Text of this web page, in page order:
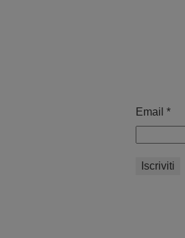
Email *